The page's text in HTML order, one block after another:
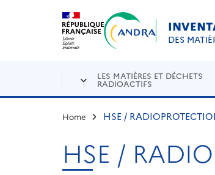
Aller au contenu principal
DES
LES MATIÈRES ET DÉCHETS
RADIOACTIFS
Home HSE /
HSE /